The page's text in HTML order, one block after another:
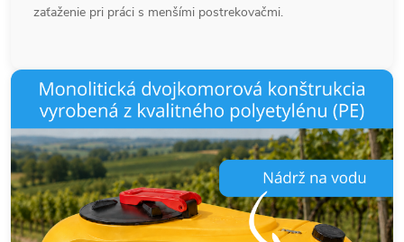
zaťaženie pri práci s menšími postrekovačmi.